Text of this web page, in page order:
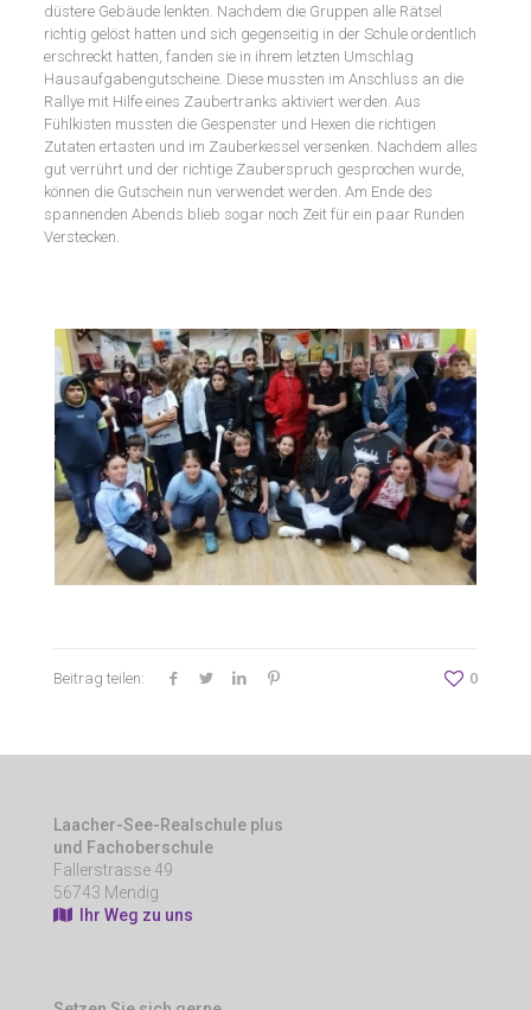
düstere Gebäude lenkten. Nachdem die Gruppen alle Rätsel
richtig gelöst hatten und sich gegenseitig in der Schule ordentlich
erschreckt hatten, fanden sie in ihrem letzten Umschlag
Hausaufgabengutscheine. Diese mussten im Anschluss an die
Rallye mit Hilfe eines Zaubertranks aktiviert werden. Aus
Fühlkisten mussten die Gespenster und Hexen die richtigen
Zutaten ertasten und im Zauberkessel versenken. Nachdem alles
gut verrührt und der richtige Zauberspruch gesprochen wurde,
können die Gutschein nun verwendet werden. Am Ende des
spannenden Abends blieb sogar noch Zeit für ein paar Runden
Verstecken.
Beitrag teilen: 0
Laacher-See-Realschule plus
und Fachoberschule
Fallerstrasse 49
56743 Mendig
Ihr Weg zu uns